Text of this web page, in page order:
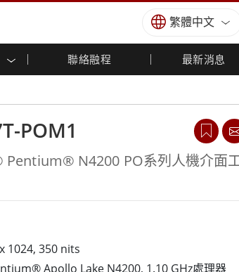
繁體中文
聯絡融程 最新消息
)
腦
國防等級強固觸控筆記型電腦
國防等級強固型平板電腦
國防等級超強固型平板電腦
國防等級工業電腦
國防等級顯示器 / NVIS 顯示器
地面控制站
船舶等級工業電腦
解決方案
船舶解決方案
綠能減碳解決方案
專業認證／符合標準
POM1
N4200 PO系列人機介面
1024, 350 nits
Apollo Lake N4200, 1.10 GHz處理器